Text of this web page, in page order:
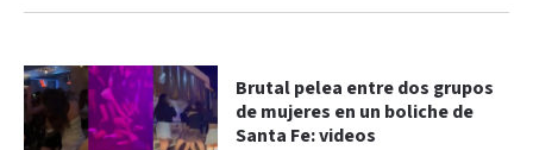
Brutal pelea entre dos grupos
de mujeres en un boliche de
Santa Fe: videos